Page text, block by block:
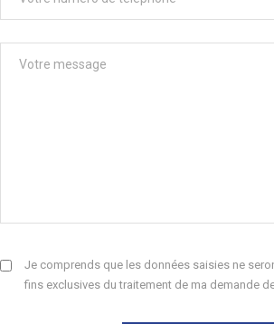
Je comprends que les données saisies ne
fins exclusives du traitement de ma demande